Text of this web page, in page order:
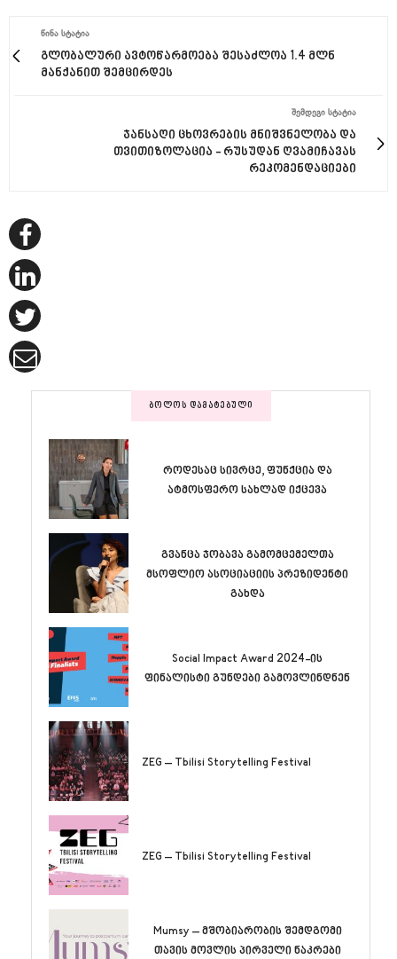
ᲬᲘᲜᲐ ᲡᲢᲐᲢᲘᲐ
გლობალური ავტოწარმოება შესაძლოა 1.4 მლნ
მანქანით შემცირდეს
ᲨᲔᲛᲓᲔᲒᲘ ᲡᲢᲐᲢᲘᲐ
ჯანსაღი ცხოვრების მნიშვნელობა და
თვითიზოლაცია - რუსუდან ღვამიჩავას
რეკომენდაციები
ᲑᲝᲚᲝᲡ ᲓᲐᲛᲐᲢᲔᲑᲣᲚᲘ
როდესაც სივრცე, ფუნქცია და
ატმოსფერო სახლად იქცევა
გვანცა ჯობავა გამომცემელთა
მსოფლიო ასოციაციის პრეზიდენტი
გახდა
Social Impact Award 2024-ის
ფინალისტი გუნდები გამოვლინდნენ
ZEG – Tbilisi Storytelling Festival
ZEG – Tbilisi Storytelling Festival
Mumsy – მშობიარობის შემდგომი
თავის მოვლის პირველი ნაკრები